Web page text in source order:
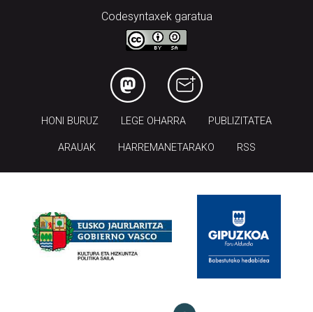
Codesyntaxek garatua
HONI BURUZ LEGE OHARRA PUBLIZITATEA
ARAUAK HARREMANETARAKO RSS